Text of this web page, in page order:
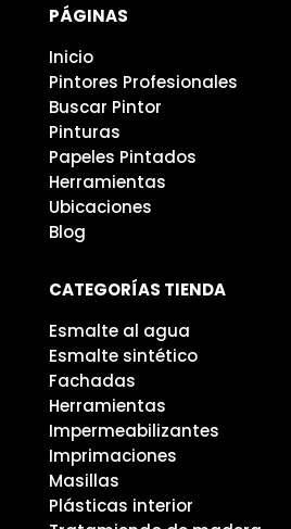
PÁGINAS
Inicio
Pintores Profesionales
Buscar Pintor
Pinturas
Papeles Pintados
Herramientas
Ubicaciones
Blog
CATEGORÍAS TIENDA
Esmalte al agua
Esmalte sintético
Fachadas
Herramientas
Impermeabilizantes
Imprimaciones
Masillas
Plásticas interior